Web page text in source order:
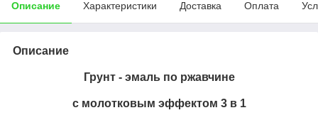
Описание Характеристики Доставка Оплата
Описание
Грунт - эмаль по ржавчине
с молотковым эффектом 3 в 1